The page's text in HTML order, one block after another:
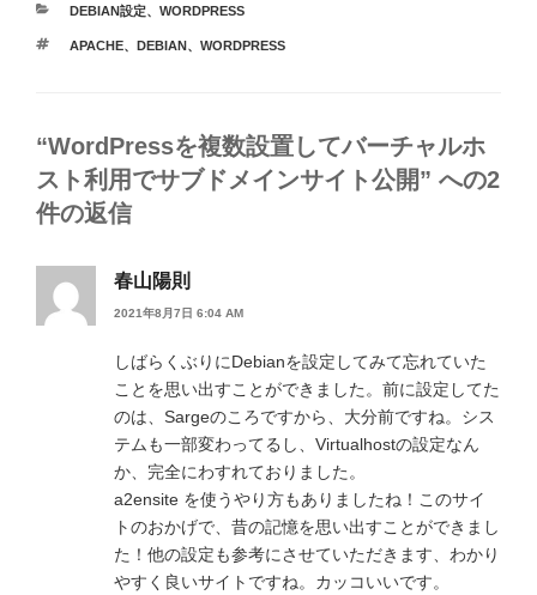
カ
ゴ
DEBIAN設定、 WORDPRESS
タ
APACHE、 DEBIAN、 WORDPRESS
“WordPressを複数設置してバーチャルホ
スト利用でサブドメインサイト公開” への2
件の返信
春山陽則
2021年8月7日 6:04 AM
しばらくぶりにDebianを設定してみて忘れていた
ことを思い出すことができました。前に設定してた
のは、Sargeのころですから、大分前ですね。シス
テムも一部変わってるし、Virtualhostの設定なん
か、完全にわすれておりました。
a2ensite を使うやり方もありましたね！このサイ
トのおかげで、昔の記憶を思い出すことができまし
た！他の設定も参考にさせていただきます、わかり
やすく良いサイトですね。カッコいいです。